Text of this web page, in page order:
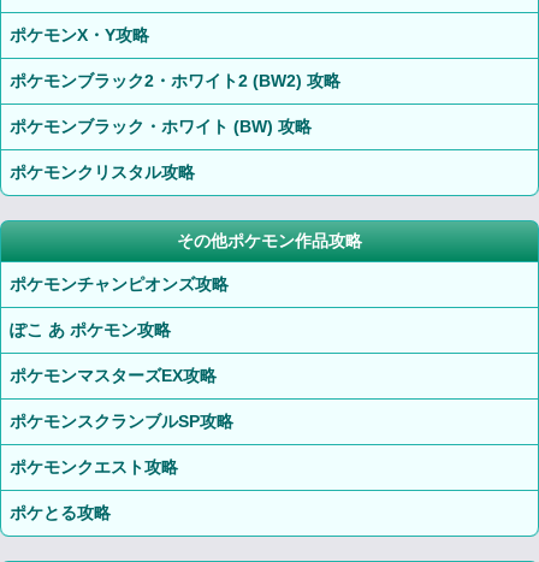
ポケモンX・Y攻略
ポケモンブラック2・ホワイト2 (BW2) 攻略
ポケモンブラック・ホワイト (BW) 攻略
ポケモンクリスタル攻略
その他ポケモン作品攻略
ポケモンチャンピオンズ攻略
ぽこ あ ポケモン攻略
ポケモンマスターズEX攻略
ポケモンスクランブルSP攻略
ポケモンクエスト攻略
ポケとる攻略